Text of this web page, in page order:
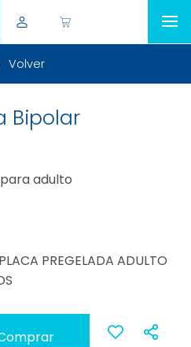
Volver
Bipolar
adulto
PREGELADA ADULTO